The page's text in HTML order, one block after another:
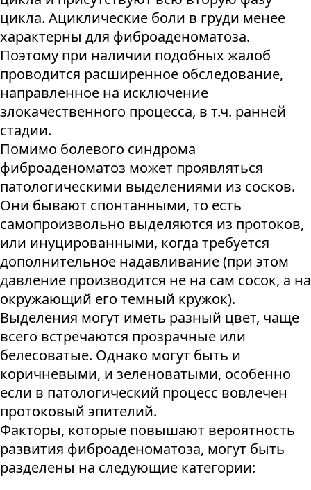
цикла. Ациклические боли в груди менее
характерны для фиброаденоматоза.
Поэтому при наличии подобных жалоб
проводится расширенное обследование,
направленное на исключение
злокачественного процесса, в т.ч. ранней
стадии.
Помимо болевого синдрома
фиброаденоматоз может проявляться
патологическими выделениями из сосков.
Они бывают спонтанными, то есть
самопроизвольно выделяются из протоков,
или инуцированными, когда требуется
дополнительное надавливание (при этом
давление производится не на сам сосок, а на
окружающий его темный кружок).
Выделения могут иметь разный цвет, чаще
всего встречаются прозрачные или
белесоватые. Однако могут быть и
коричневыми, и зеленоватыми, особенно
если в патологический процесс вовлечен
протоковый эпителий.
Факторы, которые повышают вероятность
развития фиброаденоматоза, могут быть
разделены на следующие категории: